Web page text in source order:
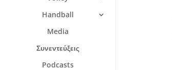
Handball
Media
Συνεντεύξεις
Podcasts